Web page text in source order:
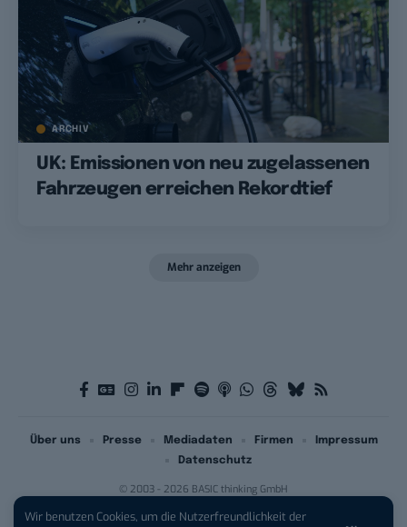
Wir benutzen Cookies, um die Nutzerfreundlichkeit der
ARCHIV
UK: Emissionen von neu zugelassenen
Fahrzeugen erreichen Rekordtief
Mehr anzeigen
© 2003 - 2026 BASIC thinking GmbH
Über uns Presse Mediadaten Firmen
Impressum
Datenschutz